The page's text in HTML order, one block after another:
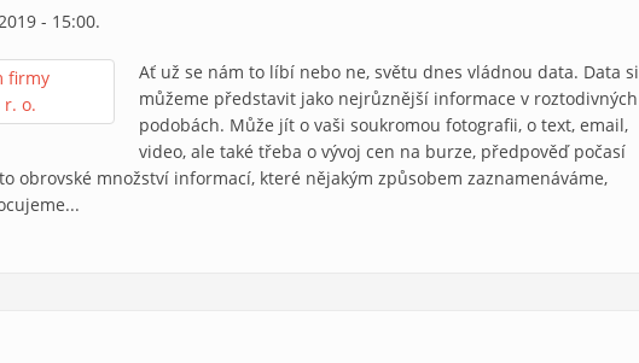
- 15:00.
Ať už se nám to líbí nebo ne, světu dnes vládnou data. Data si
můžeme představit jako nejrůznější informace v roztodivných
podobách. Může jít o vaši soukromou fotografii, o text, email,
video, ale také třeba o vývoj cen na burze, předpověď počasí
obrovské množství informací, které nějakým způsobem zaznamenáváme,